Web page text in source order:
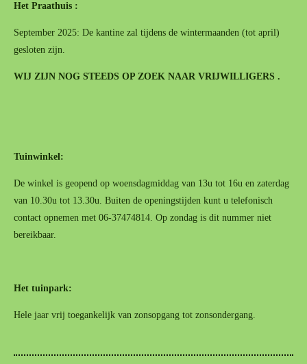
Het Praathuis :
September 2025: De kantine zal tijdens de wintermaanden (tot april)
gesloten zijn.
WIJ ZIJN NOG STEEDS OP ZOEK NAAR VRIJWILLIGERS .
Tuinwinkel:
De winkel is geopend op woensdagmiddag van 13u tot 16u en zaterdag
van 10.30u tot 13.30u. Buiten de openingstijden kunt u telefonisch
contact opnemen met 06-37474814. Op zondag is dit nummer niet
bereikbaar.
Het tuinpark:
Hele jaar vrij toegankelijk van zonsopgang tot zonsondergang.